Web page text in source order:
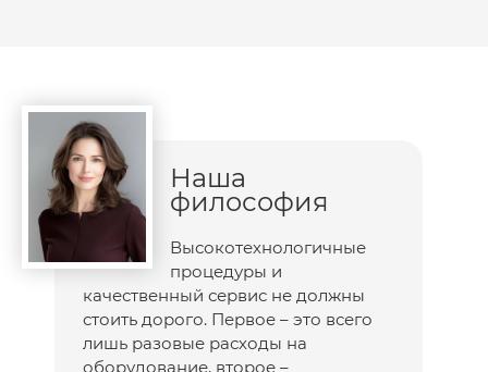
Наша
философия
Высокотехнологичные
процедуры и
качественный сервис не должны
стоить дорого. Первое – это всего
лишь разовые расходы на
оборудование, второе –